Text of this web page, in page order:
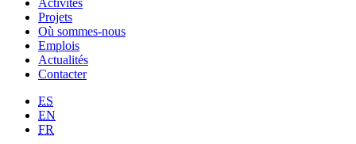
Activités
Projets
Où sommes-nous
Emplois
Actualités
Contacter
ES
EN
FR